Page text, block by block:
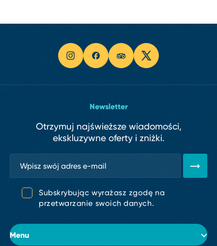
Menu
Newsletter
Otrzymuj najświeższe wiadomości,
ekskluzywne oferty i zniżki.
Subskrybując wyrażasz zgodę na
przetwarzanie swoich danych.